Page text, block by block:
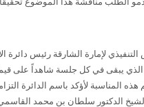
لإمارة الشارقة رئيس دائرة
الذي يبقى في كل جلسة شاهداً على
هذه المناسبة لأؤكد باسم الدائرة
الشيخ الدكتور سلطان بن محمد